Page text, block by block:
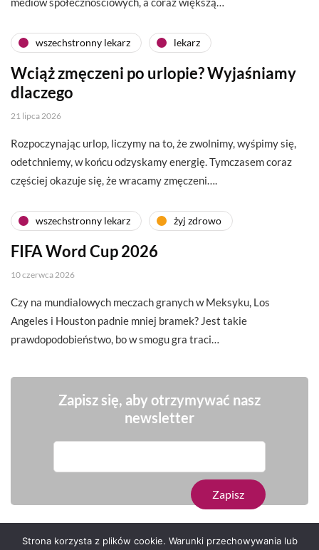
wszechstronny lekarz lekarz
Wciąż zmęczeni po urlopie? Wyjaśniamy
dlaczego
21 lipca 2026
Rozpoczynając urlop, liczymy na to, że zwolnimy, wyśpimy się,
odetchniemy, w końcu odzyskamy energię. Tymczasem coraz
częściej okazuje się, że wracamy zmęczeni….
wszechstronny lekarz żyj zdrowo
FIFA Word Cup 2026
10 czerwca 2026
Czy na mundialowych meczach granych w Meksyku, Los
Angeles i Houston padnie mniej bramek? Jest takie
prawdopodobieństwo, bo w smogu gra traci…
Zapisz się, aby otrzymywać nasz
newsletter
Strona korzysta z plików cookie. Warunki przechowywania lub